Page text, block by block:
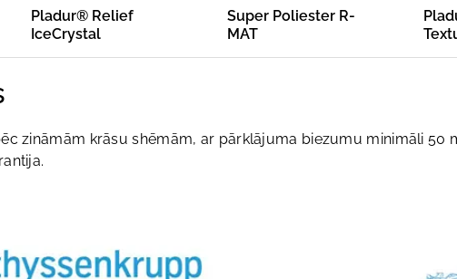
Pladur® Relief
IceCrystal
Super Poliester R-
MAT
zināmām krāsu shēmām, ar pārklājuma biezumu minimāli 50